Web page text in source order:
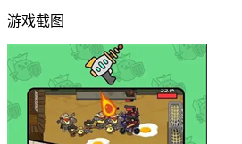
游戏截图